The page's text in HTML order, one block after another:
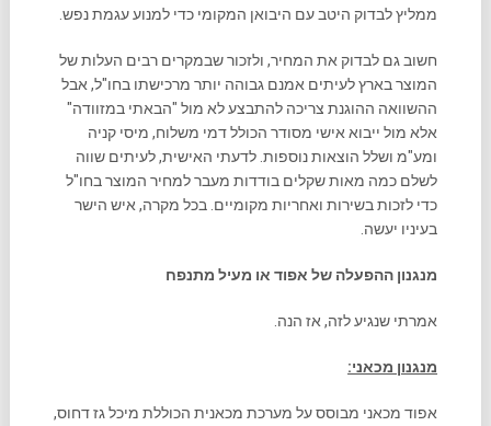
ממליץ לבדוק היטב עם היבואן המקומי כדי למנוע עגמת נפש.
חשוב גם לבדוק את המחיר, ולזכור שבמקרים רבים העלות של
המוצר בארץ לעיתים אמנם גבוהה יותר מרכישתו בחו"ל, אבל
ההשוואה ההוגנת צריכה להתבצע לא מול "הבאתי במזוודה"
אלא מול ייבוא אישי מסודר הכולל דמי משלוח, מיסי קניה
ומע"מ ושלל הוצאות נוספות. לדעתי האישית, לעיתים שווה
לשלם כמה מאות שקלים בודדות מעבר למחיר המוצר בחו"ל
כדי לזכות בשירות ואחריות מקומיים. בכל מקרה, איש הישר
בעיניו יעשה.
מנגנון ההפעלה של אפוד או מעיל מתנפח
אמרתי שנגיע לזה, אז הנה.
מנגנון מכאני:
אפוד מכאני מבוסס על מערכת מכאנית הכוללת מיכל גז דחוס,